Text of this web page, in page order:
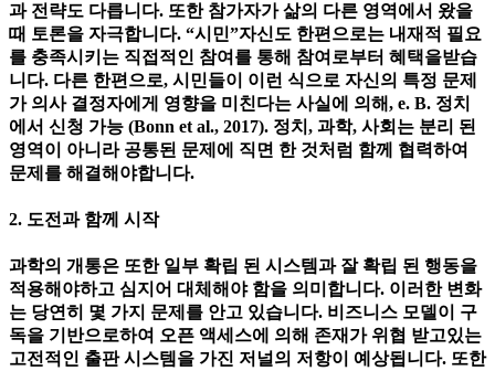
또한 몇 가지 다른 이점이 있습니다. 일반적으로 오래된 과학
구조에 신선한 공기를 불어 넣고 있습니다. 시민 개개인만큼이
나 문제에 대한 그들의 견해와 관점, 따라서 그들의 접근 방식
과 전략도 다릅니다. 또한 참가자가 삶의 다른 영역에서 왔을
때 토론을 자극합니다. “시민”자신도 한편으로는 내재적 필요
를 충족시키는 직접적인 참여를 통해 참여로부터 혜택을받습
니다. 다른 한편으로, 시민들이 이런 식으로 자신의 특정 문제
가 의사 결정자에게 영향을 미친다는 사실에 의해, e. B. 정치
영역이 아니라 공통된 문제에 직면 한 것처럼 함께 협력하여
2. 도전과 함께 시작
과학의 개통은 또한 일부 확립 된 시스템과 잘 확립 된 행동을
적용해야하고 심지어 대체해야 함을 의미합니다. 이러한 변화